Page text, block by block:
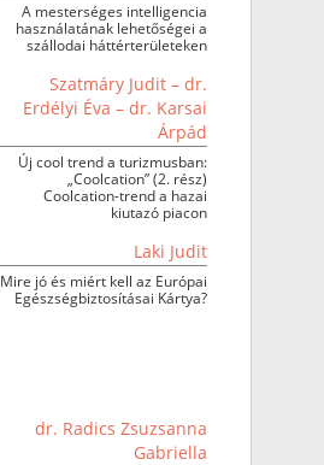
A mesterséges intelligencia
használatának lehetőségei a
szállodai háttérterületeken
Szatmáry Judit – dr.
Erdélyi Éva – dr. Karsai
Árpád
Új cool trend a turizmusban:
„Coolcation” (2. rész)
Coolcation-trend a hazai
kiutazó piacon
Laki Judit
Mire jó és miért kell az Európai
Egészségbiztosításai Kártya?
dr. Radics Zsuzsanna
Gabriella